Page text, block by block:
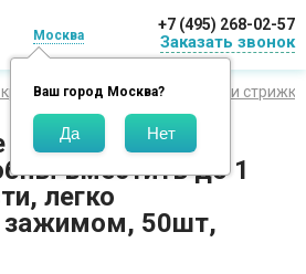
Москва
Ваш город Москва?
+7 (495) 268-02-57
Заказать звонок
и здоровья Бритье и стрижка
пакеты ЗигЗаг
вместить до 1
легко
зажимом, 50шт,